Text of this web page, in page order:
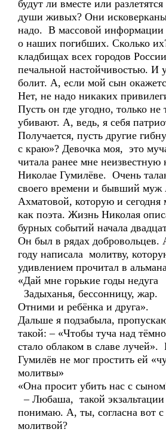
будут ли вместе или
души живых? Они
надо. В массовой информации
о наших погибших. Сколько
кладбищах всех городов
печальной настойчивостью. И
болит. А, если мой сын
Нет, не надо никаких
Пусть он где угодно, только не
убивают. А, ведь, я себя
Получается, пусть другие
с краю»? Девочка моя, это
читала ранее мне неизвестную
Николае Гумилёве. Очень
своего времени и бывший
Ахматовой, которую и сегодня
как поэта. Жизнь Николая
бурных событий начала
Он был в рядах добровольцев.
году написала молитву,
удивлением прочитал в
«Дай мне горькие годы недуга
Задыханья, бессонницу, жар.
Отними и ребёнка и друга».
Дальше я подзабыла,
такой: – «Чтобы туча над
стало облаком в славе лучей».
Гумилёв не мог простить ей
молитвы»
«Она просит убить нас с
– Любаша, такой
понимаю. А, ты, согласна вот с
молитвой?